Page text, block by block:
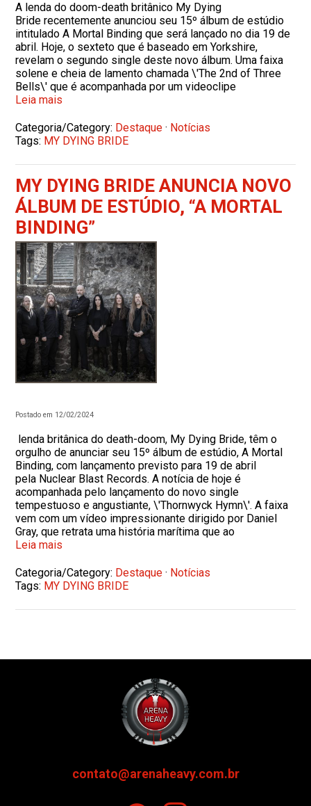
A lenda do doom-death britânico My Dying
Bride recentemente anunciou seu 15º álbum de estúdio
intitulado A Mortal Binding que será lançado no dia 19 de
abril. Hoje, o sexteto que é baseado em Yorkshire,
revelam o segundo single deste novo álbum. Uma faixa
solene e cheia de lamento chamada \'The 2nd of Three
Bells\' que é acompanhada por um videoclipe
Leia mais
Categoria/Category: Destaque · Notícias
Tags: MY DYING BRIDE
MY DYING BRIDE ANUNCIA NOVO
ÁLBUM DE ESTÚDIO, “A MORTAL
BINDING”
Postado em 12/02/2024
lenda britânica do death-doom, My Dying Bride, têm o
orgulho de anunciar seu 15º álbum de estúdio, A Mortal
Binding, com lançamento previsto para 19 de abril
pela Nuclear Blast Records. A notícia de hoje é
acompanhada pelo lançamento do novo single
tempestuoso e angustiante, \'Thornwyck Hymn\'. A faixa
vem com um vídeo impressionante dirigido por Daniel
Gray, que retrata uma história marítima que ao
Leia mais
Categoria/Category: Destaque · Notícias
Tags: MY DYING BRIDE
contato@arenaheavy.com.br